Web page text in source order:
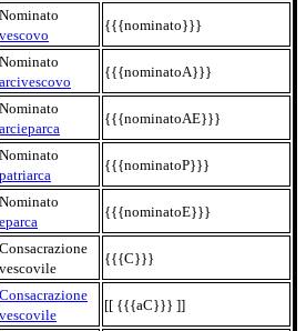
Nominato
vescovo
{{{nominato}}}
Nominato
arcivescovo
{{{nominatoA}}}
Nominato
arcieparca
{{{nominatoAE}}}
Nominato
patriarca
{{{nominatoP}}}
Nominato
eparca
{{{nominatoE}}}
Consacrazione
vescovile
{{{C}}}
Consacrazione
vescovile
[[ {{{aC}}} ]]